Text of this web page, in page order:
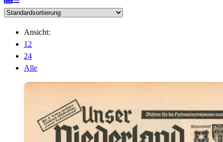
Ansicht:
12
24
Alle